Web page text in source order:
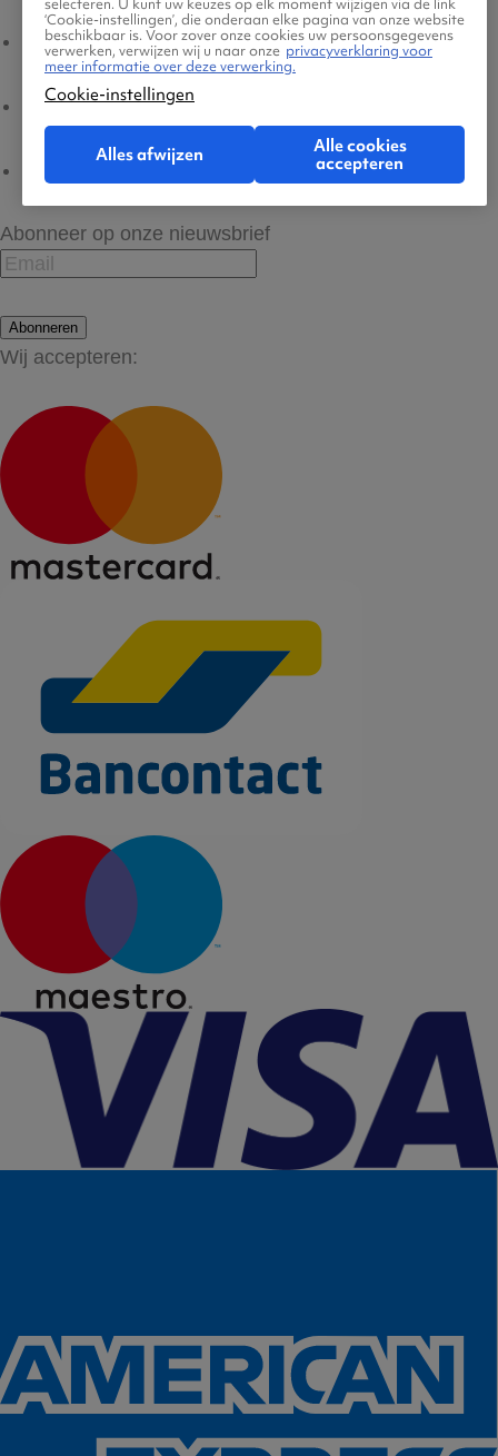
Platform Transparantie
Cookiebeleid
Cookie-instellingen
Abonneer op onze nieuwsbrief
Abonneren
Wij accepteren:
selecteren. U kunt uw keuzes op elk moment wijzigen via de link
‘Cookie-instellingen’, die onderaan elke pagina van onze website
beschikbaar is. Voor zover onze cookies uw persoonsgegevens
verwerken, verwijzen wij u naar onze privacyverklaring voor
meer informatie over deze verwerking.
Cookie-instellingen
Alles afwijzen
Alle cookies
accepteren